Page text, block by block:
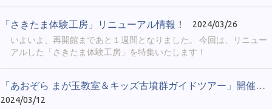
より情報を発信していきます。 &nbsp; ① 公式X ＠
sakitama_museum 当館の最新情報や、埼玉古墳群や博物館の豆知
識、イベント実施の様子などを発信します。 「鉄剣エピソードゼ
ロ」「古代人の日常」「博物館のおしごと」のような、シリーズ企
画も行われることがあります。 Xのアカウントをお持ちの方限定に
なりますが、当館のファンなら必ずフォローしてみてください。
今後行われるイベントや展示について、最新情報を配信します。 ス
マートフォンの「LINE」まで通知をお届けできるので、イベント開
「さきたま体験工房」リニューアル情報！
2024/03/26
いよいよ、再開館まであと１週間となりました。 今回は、リニュー
アルした「さきたま体験工房」を特集いたします！
「あおぞら まが玉教室＆キッズ古墳群ガイドツアー」開催しました。
2024/03/12